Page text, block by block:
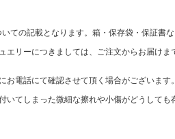
ての記載となります。箱・保存袋・保証書
エリーにつきましては、ご注文からお届け
電話にて確認させて頂く場合がございます。
いてしまった微細な擦れや小傷がどうしても